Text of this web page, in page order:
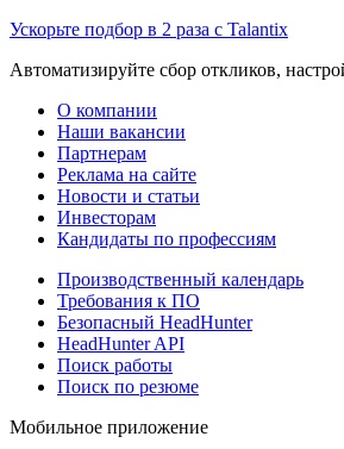
Ускорьте подбор в 2 раза с Talantix
Автоматизируйте сбор откликов,
О компании
Наши вакансии
Партнерам
Реклама на сайте
Новости и статьи
Инвесторам
Кандидаты по профессиям
Производственный календарь
Требования к ПО
Безопасный HeadHunter
HeadHunter API
Поиск работы
Поиск по резюме
Мобильное приложение